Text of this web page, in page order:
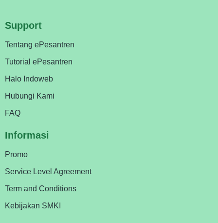
Support
Tentang ePesantren
Tutorial ePesantren
Halo Indoweb
Hubungi Kami
FAQ
Informasi
Promo
Service Level Agreement
Term and Conditions
Kebijakan SMKI